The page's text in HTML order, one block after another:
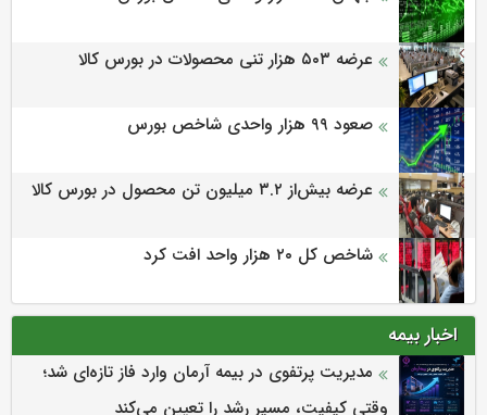
عرضه ۵۰۳ هزار تنی محصولات در بورس کالا
صعود ۹۹ هزار واحدی شاخص بورس
عرضه بیش‌از ۳.۲ میلیون تن محصول در بورس کالا
شاخص کل ۲۰ هزار واحد افت کرد
اخبار بیمه
مدیریت پرتفوی در بیمه آرمان وارد فاز تازه‌ای شد؛
وقتی کیفیت، مسیر رشد را تعیین می‌کند